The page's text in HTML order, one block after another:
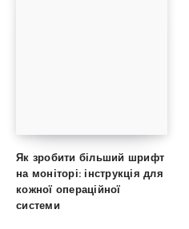
Як зробити більший шрифт
на моніторі: інструкція для
кожної операційної
системи